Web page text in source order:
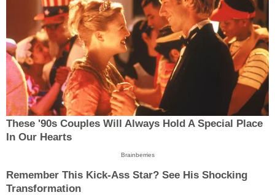
These '90s Couples Will Always Hold A Special Place
In Our Hearts
Brainberries
Remember This Kick-Ass Star? See His Shocking
Transformation